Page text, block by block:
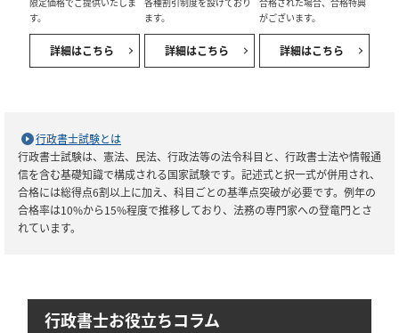
す。
詳細はこちら
ます。
詳細はこちら
がございます。
詳細はこちら
行政書士試験とは
行政書士試験は、憲法、民法、行政法等の法令科目と、行政書士法や情報通
信を含む基礎知識で構成される国家試験です。記述式と択一式が併用され、
合格には総得点6割以上に加え、科目ごとの基準点突破が必要です。例年の
合格率は10%から15%程度で推移しており、法務の専門家への登竜門とさ
れています。
行政書士お役立ちコラム